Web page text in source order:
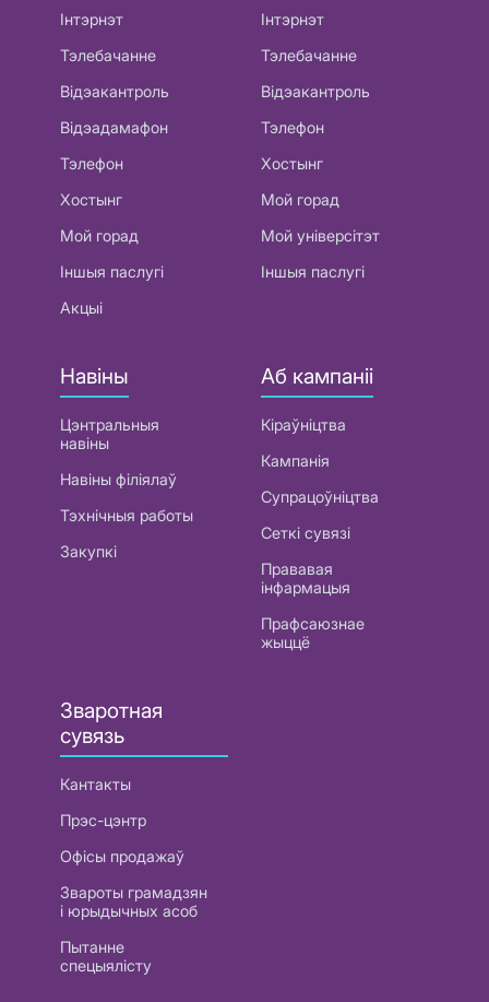
Інтэрнэт
Тэлебачанне
Відэакантроль
Відэадамафон
Тэлефон
Хостынг
Мой горад
Іншыя паслугі
Акцыі
Інтэрнэт
Тэлебачанне
Відэакантроль
Тэлефон
Хостынг
Мой горад
Мой універсітэт
Іншыя паслугі
Навіны
Цэнтральныя
навіны
Навіны філіялаў
Тэхнічныя работы
Закупкі
Аб кампаніі
Кіраўніцтва
Кампанія
Супрацоўніцтва
Сеткі сувязі
Прававая
інфармацыя
Прафсаюзнае
жыццё
Зваротная
сувязь
Кантакты
Прэс-цэнтр
Офісы продажаў
Звароты грамадзян
і юрыдычных асоб
Пытанне
спецыялісту